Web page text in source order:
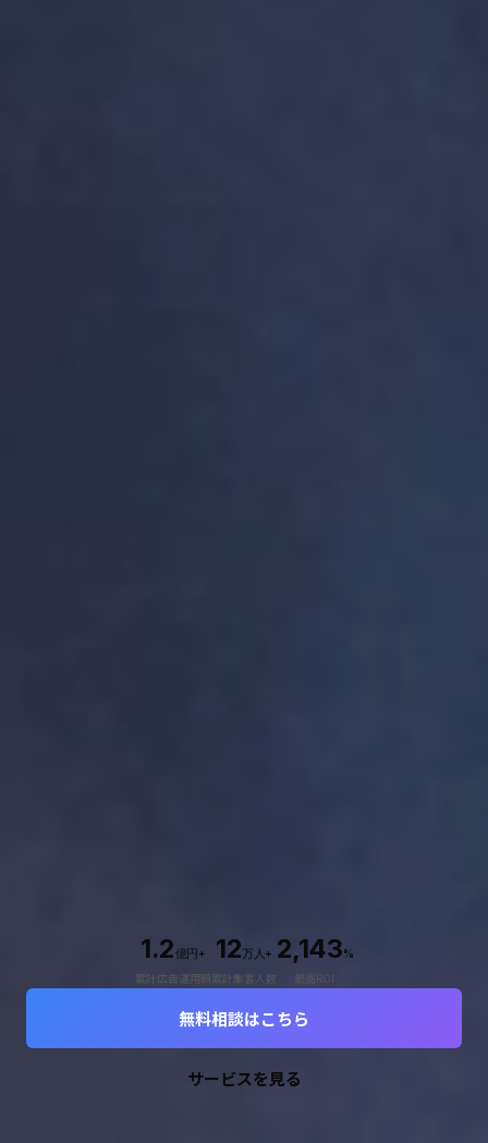
1.2億円+
累計広告運用額
12万人+
累計集客人数
2,143%
最高ROI
無料相談はこちら
サービスを見る